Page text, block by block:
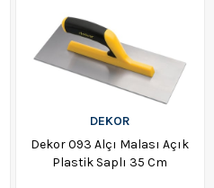
DEKOR
Dekor 093 Alçı Malası Açık
Plastik Saplı 35 Cm